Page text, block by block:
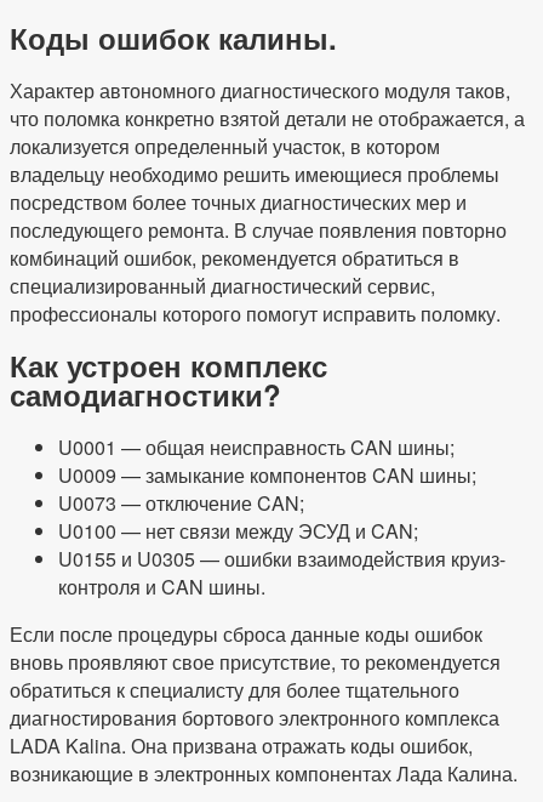
Коды ошибок калины.
Характер автономного диагностического модуля таков,
что поломка конкретно взятой детали не отображается, а
локализуется определенный участок, в котором
владельцу необходимо решить имеющиеся проблемы
посредством более точных диагностических мер и
последующего ремонта. В случае появления повторно
комбинаций ошибок, рекомендуется обратиться в
специализированный диагностический сервис,
профессионалы которого помогут исправить поломку.
Как устроен комплекс
самодиагностики?
U0001 — общая неисправность CAN шины;
U0009 — замыкание компонентов CAN шины;
U0073 — отключение CAN;
U0100 — нет связи между ЭСУД и CAN;
U0155 и U0305 — ошибки взаимодействия круиз-
контроля и CAN шины.
Если после процедуры сброса данные коды ошибок
вновь проявляют свое присутствие, то рекомендуется
обратиться к специалисту для более тщательного
диагностирования бортового электронного комплекса
LADA Kalina. Она призвана отражать коды ошибок,
возникающие в электронных компонентах Лада Калина.